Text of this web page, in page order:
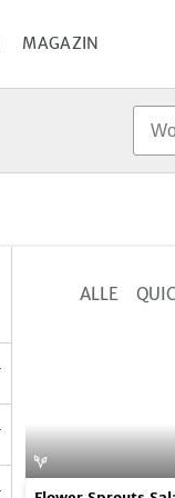
MAGAZIN
ALLE
Flower